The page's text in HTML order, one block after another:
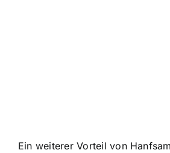
Ein weiterer Vorteil von